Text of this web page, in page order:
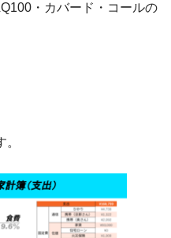
・カバード・コールの